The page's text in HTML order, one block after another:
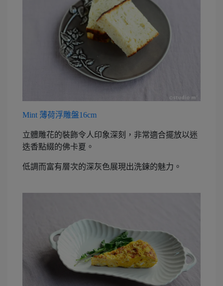
Mint 薄荷浮雕盤16cm
立體雕花的裝飾令人印象深刻，非常適合擺放以迷
迭香點綴的佛卡夏。
低調而富有層次的深灰色展現出洗鍊的魅力。